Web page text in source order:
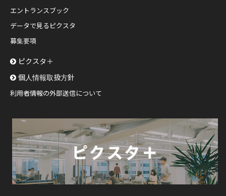
エントランスブック
データで見るピクスタ
募集要項
ピクスタ＋
個人情報取扱方針
利用者情報の外部送信について